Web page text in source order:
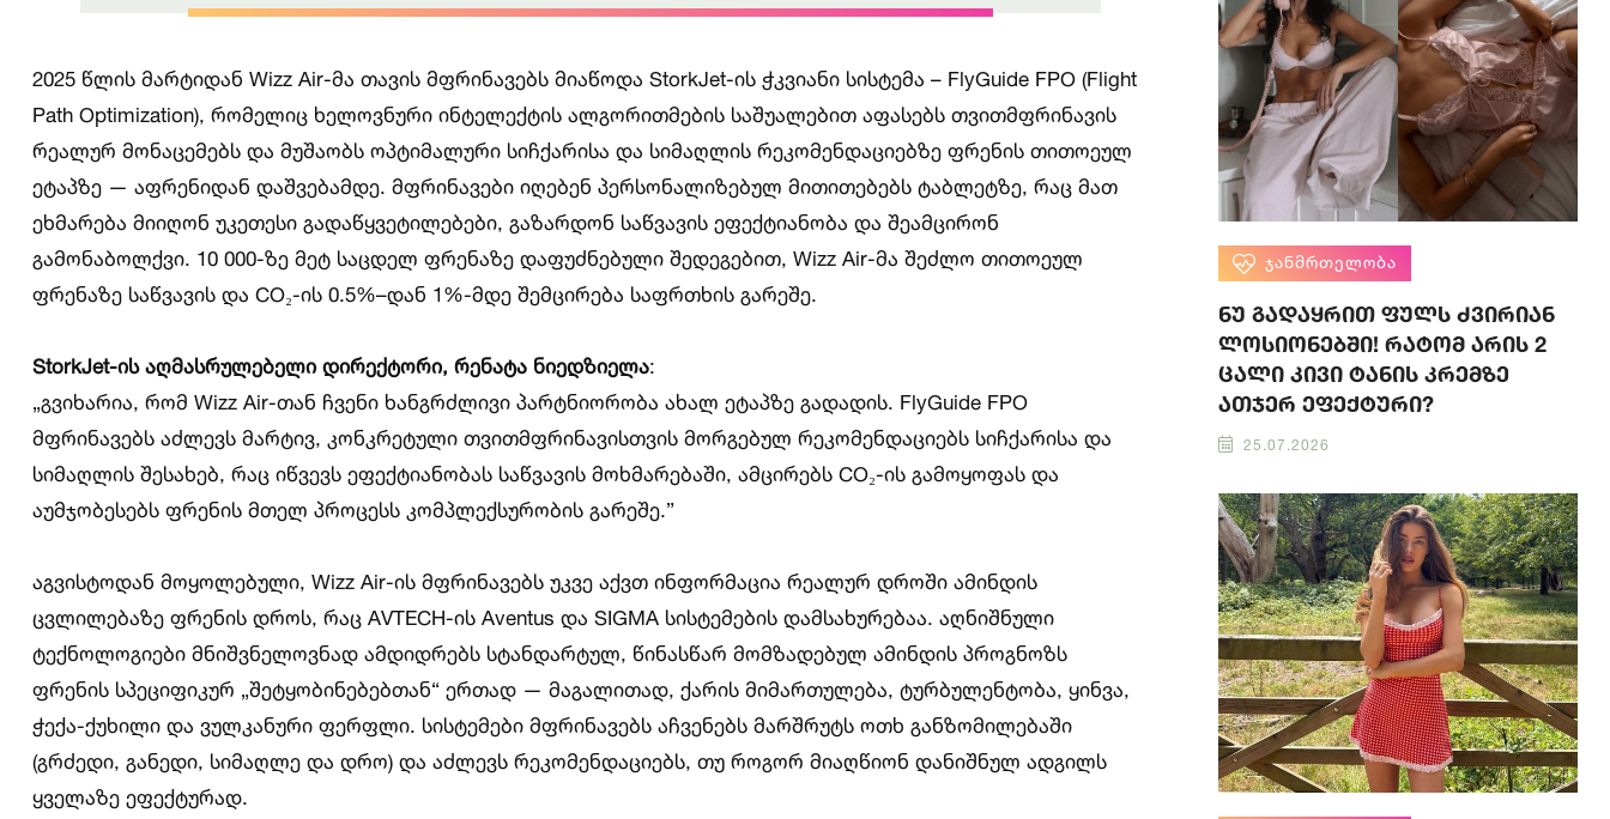
2025 წლის მარტიდან Wizz Air-მა თავის მფრინავებს მიაწოდა StorkJet-ის ჭკვიანი სისტემა – FlyGuide FPO (Flight
Path Optimization), რომელიც ხელოვნური ინტელექტის ალგორითმების საშუალებით აფასებს თვითმფრინავის
რეალურ მონაცემებს და მუშაობს ოპტიმალური სიჩქარისა და სიმაღლის რეკომენდაციებზე ფრენის თითოეულ
ეტაპზე — აფრენიდან დაშვებამდე. მფრინავები იღებენ პერსონალიზებულ მითითებებს ტაბლეტზე, რაც მათ
ეხმარება მიიღონ უკეთესი გადაწყვეტილებები, გაზარდონ საწვავის ეფექტიანობა და შეამცირონ
გამონაბოლქვი. 10 000-ზე მეტ საცდელ ფრენაზე დაფუძნებული შედეგებით, Wizz Air-მა შეძლო თითოეულ
ფრენაზე საწვავის და CO₂-ის 0.5%–დან 1%-მდე შემცირება საფრთხის გარეშე.
StorkJet-ის აღმასრულებელი დირექტორი, რენატა ნიედზიელა:
„გვიხარია, რომ Wizz Air-თან ჩვენი ხანგრძლივი პარტნიორობა ახალ ეტაპზე გადადის. FlyGuide FPO
მფრინავებს აძლევს მარტივ, კონკრეტული თვითმფრინავისთვის მორგებულ რეკომენდაციებს სიჩქარისა და
სიმაღლის შესახებ, რაც იწვევს ეფექტიანობას საწვავის მოხმარებაში, ამცირებს CO₂-ის გამოყოფას და
აუმჯობესებს ფრენის მთელ პროცესს კომპლექსურობის გარეშე.”
აგვისტოდან მოყოლებული, Wizz Air-ის მფრინავებს უკვე აქვთ ინფორმაცია რეალურ დროში ამინდის
ცვლილებაზე ფრენის დროს, რაც AVTECH-ის Aventus და SIGMA სისტემების დამსახურებაა. აღნიშნული
ტექნოლოგიები მნიშვნელოვნად ამდიდრებს სტანდარტულ, წინასწარ მომზადებულ ამინდის პროგნოზს
ფრენის სპეციფიკურ „შეტყობინებებთან“ ერთად — მაგალითად, ქარის მიმართულება, ტურბულენტობა, ყინვა,
ჭექა-ქუხილი და ვულკანური ფერფლი. სისტემები მფრინავებს აჩვენებს მარშრუტს ოთხ განზომილებაში
(გრძედი, განედი, სიმაღლე და დრო) და აძლევს რეკომენდაციებს, თუ როგორ მიაღწიონ დანიშნულ ადგილს
ყველაზე ეფექტურად.
ᲯᲐᲜᲛᲠᲗᲔᲚᲝᲑᲐ
ნუ გადაყრით ფულს ძვირიან
ლოსიონებში! რატომ არის 2
ცალი კივი ტანის კრემზე
ათჯერ ეფექტური?
25.07.2026